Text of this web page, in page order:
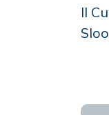
Il